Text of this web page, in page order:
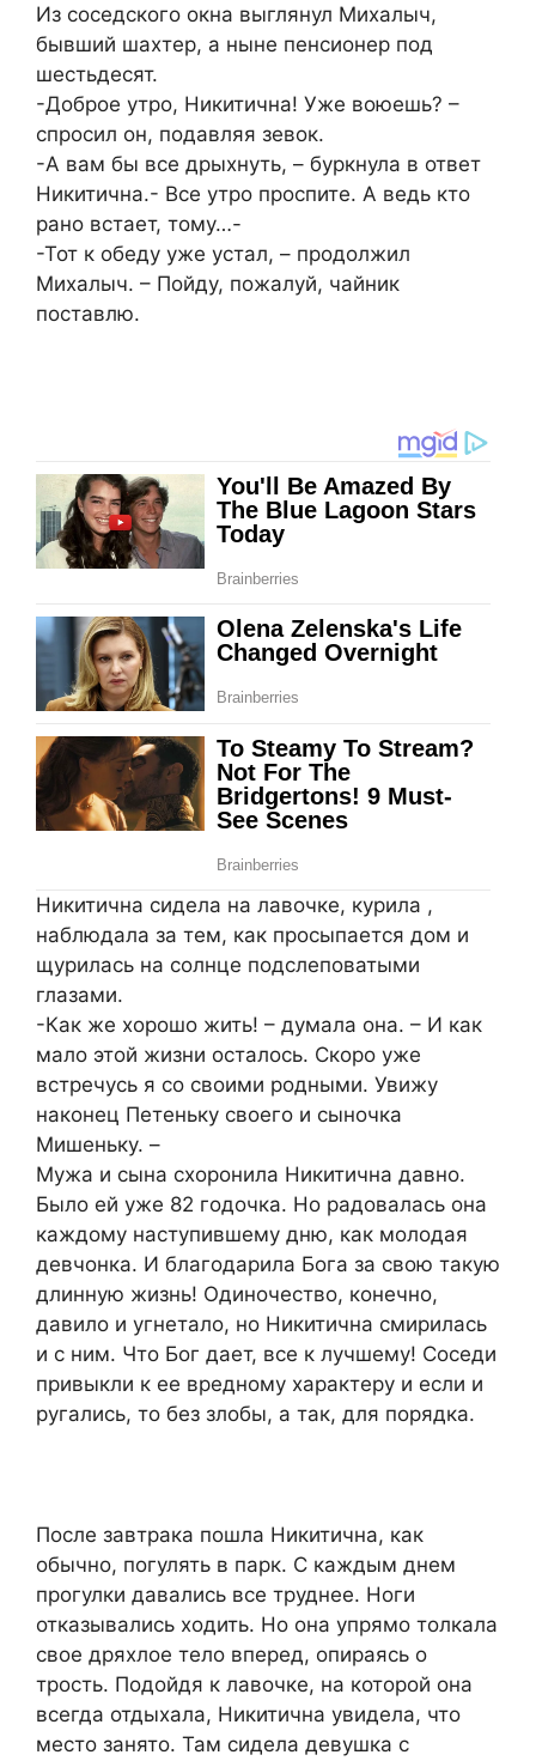
Из соседского окна выглянул Михалыч,
бывший шахтер, а ныне пенсионер под
шестьдесят.
-Доброе утро, Никитична! Уже воюешь? –
спросил он, подавляя зевок.
-А вам бы все дрыхнуть, – буркнула в ответ
Никитична.- Все утро проспите. А ведь кто
рано встает, тому…-
-Тот к обеду уже устал, – продолжил
Михалыч. – Пойду, пожалуй, чайник
поставлю.
Никитична сидела на лавочке, курила ,
наблюдала за тем, как просыпается дом и
щурилась на солнце подслеповатыми
глазами.
-Как же хорошо жить! – думала она. – И как
мало этой жизни осталось. Скоро уже
встречусь я со своими родными. Увижу
наконец Петеньку своего и сыночка
Мишеньку. –
Мужа и сына схоронила Никитична давно.
Было ей уже 82 годочка. Но радовалась она
каждому наступившему дню, как молодая
девчонка. И благодарила Бога за свою такую
длинную жизнь! Одиночество, конечно,
давило и угнетало, но Никитична смирилась
и с ним. Что Бог дает, все к лучшему! Соседи
привыкли к ее вредному характеру и если и
ругались, то без злобы, а так, для порядка.
После завтрака пошла Никитична, как
обычно, погулять в парк. С каждым днем
прогулки давались все труднее. Ноги
отказывались ходить. Но она упрямо толкала
свое дряхлое тело вперед, опираясь о
трость. Подойдя к лавочке, на которой она
всегда отдыхала, Никитична увидела, что
место занято. Там сидела девушка с